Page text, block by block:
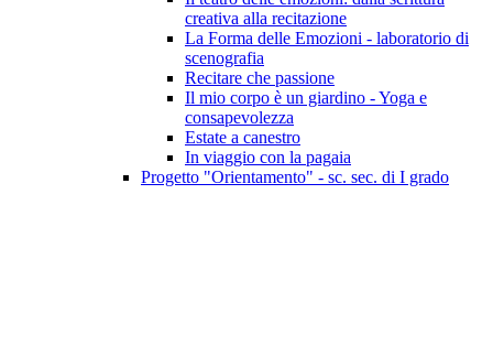
creativa alla recitazione
La Forma delle Emozioni - laboratorio di
scenografia
Recitare che passione
Il mio corpo è un giardino - Yoga e
consapevolezza
Estate a canestro
In viaggio con la pagaia
Progetto "Orientamento" - sc. sec. di I grado